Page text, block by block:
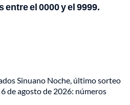
el 0000 y el 9999.
Sinuano Noche, último sorteo
de agosto de 2026: números